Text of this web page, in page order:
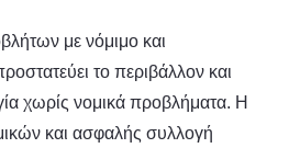
με νόμιμο και
το περιβάλλον και
χωρίς νομικά προβλήματα. Η
και ασφαλής συλλογή